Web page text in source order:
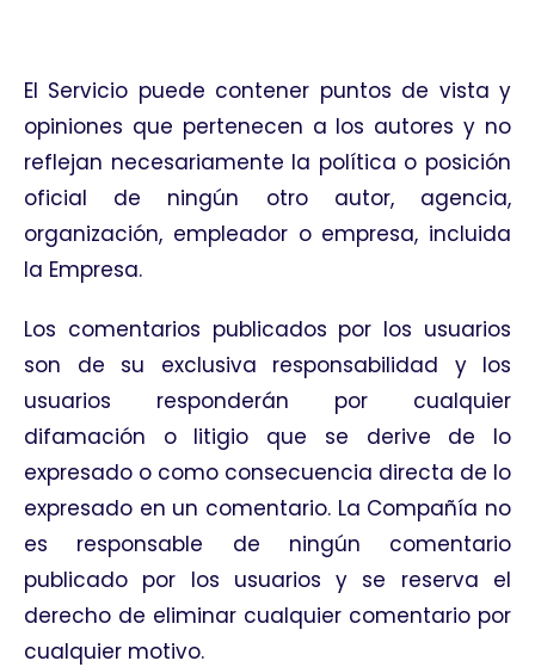
El Servicio puede contener puntos de vista y
opiniones que pertenecen a los autores y no
reflejan necesariamente la política o posición
oficial de ningún otro autor, agencia,
organización, empleador o empresa, incluida
la Empresa.
Los comentarios publicados por los usuarios
son de su exclusiva responsabilidad y los
usuarios responderán por cualquier
difamación o litigio que se derive de lo
expresado o como consecuencia directa de lo
expresado en un comentario. La Compañía no
es responsable de ningún comentario
publicado por los usuarios y se reserva el
derecho de eliminar cualquier comentario por
cualquier motivo.